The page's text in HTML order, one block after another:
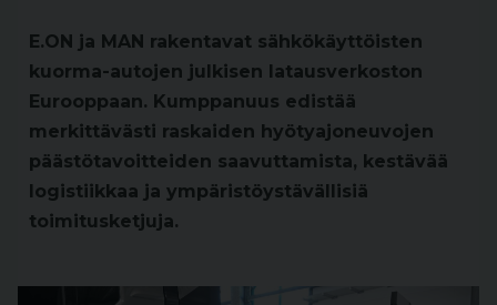
E.ON ja MAN rakentavat sähkökäyttöisten
kuorma-autojen julkisen latausverkoston
Eurooppaan. Kumppanuus edistää
merkittävästi raskaiden hyötyajoneuvojen
päästötavoitteiden saavuttamista, kestävää
logistiikkaa ja ympäristöystävällisiä
toimitusketjuja.